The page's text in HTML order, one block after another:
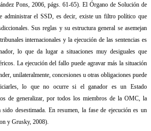
Pons, 2006, págs. 61-65). El Órgano de Solución de
administrar el SSD, es decir, existe un filtro político que
Sus reglas y su estructura general se asemejan
internacionales y la ejecución de las sentencias es
lo que da lugar a situaciones muy desiguales que
La ejecución del fallo puede agravar más la situación
unilateralmente, concesiones u otras obligaciones puede
lo que no ocurre si el ganador es un Estado
de generalizar, por todos los miembros de la OMC, la
sido desestimada. En resumen, la fase de ejecución es un
y Grusky, 2008).